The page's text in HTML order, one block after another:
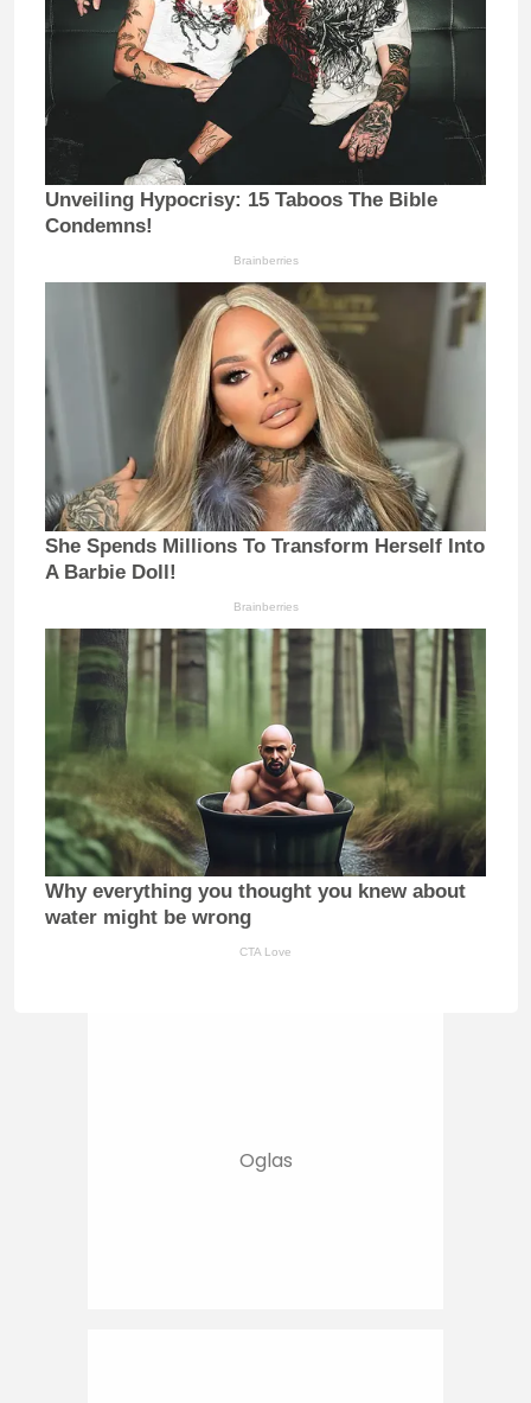
Unveiling Hypocrisy: 15 Taboos The Bible
Condemns!
Brainberries
She Spends Millions To Transform Herself Into
A Barbie Doll!
Brainberries
Why everything you thought you knew about
water might be wrong
CTA Love